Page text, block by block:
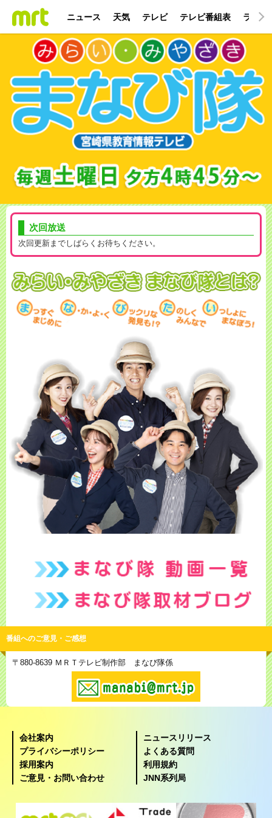
ニュース 天気 テレビ テレビ番組表 ラジオ
次回放送
次回更新までしばらくお待ちください。
番組へのご意見・ご感想
〒880-8639 ＭＲＴテレビ制作部 まなび隊係
会社案内
ニュースリリース
プライバシーポリシー
よくある質問
採用案内
利用規約
ご意見・お問い合わせ
JNN系列局